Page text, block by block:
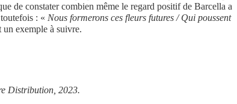
de constater combien même le regard positif de Barcella a
: « Nous formerons ces fleurs futures / Qui poussent
un exemple à suivre.
Distribution, 2023.